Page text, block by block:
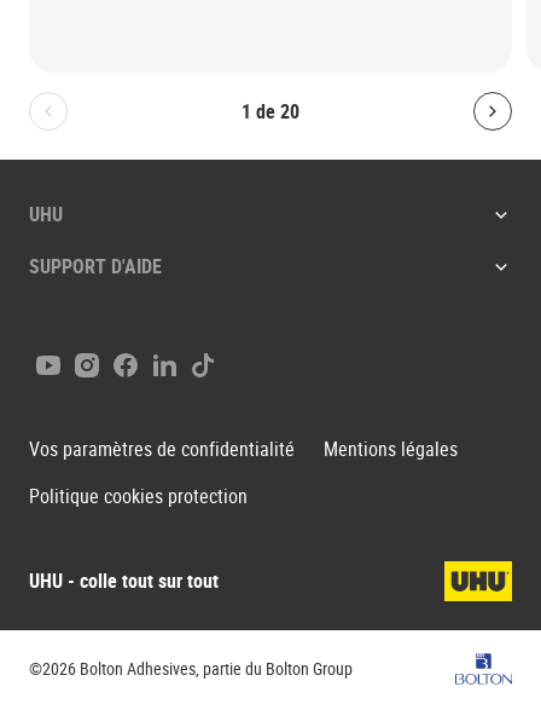
1 de20
Bolton.General.PreviousSlide
UHU
SUPPORT D'AIDE
UHU - colle tout sur tout
YoutubeInstagram
Facebook
LinkedIn
Tiktok
Vos paramètres de confidentialité
Mentions légales
Politique cookies protection
©2026 Bolton Adhesives, partie du Bolton Group Bolton